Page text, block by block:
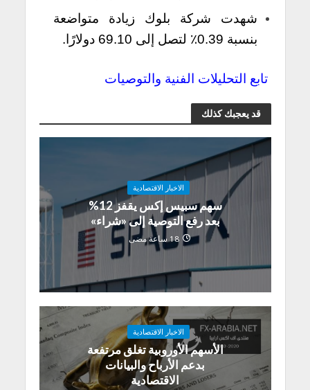
شهدت شركة بلوك زيادة متواضعة
بنسبة 0.39٪ لتصل إلى 69.10 دولارًا.
تابع التحليلات الفنية والتوصيات
قد يعجبك كذلك
الاخبار الاقتصادية
سهم سبيس إكس يقفز 12%
بعد رفع التوصية إلى «شراء»
18 ساعة مضى
الاخبار الاقتصادية
الأسهم الأوروبية تغلق مرتفعة
بدعم الأرباح والبيانات
الاقتصادية